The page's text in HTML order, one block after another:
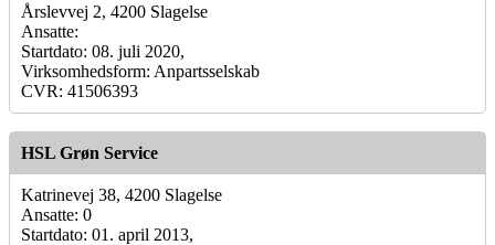
Årslevvej 2, 4200 Slagelse
Ansatte:
Startdato: 08. juli 2020,
Virksomhedsform: Anpartsselskab
CVR: 41506393
HSL Grøn Service
Katrinevej 38, 4200 Slagelse
Ansatte: 0
Startdato: 01. april 2013,